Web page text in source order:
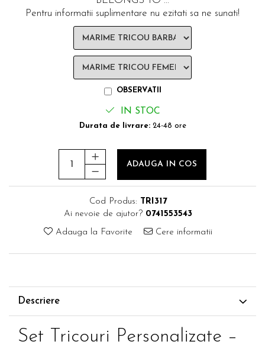
Pentru informatii suplimentare nu ezitati sa ne sunati!
OBSERVATII
IN STOC
Durata de livrare:24-48 ore
ADAUGA IN COS
Cod Produs: TRI317
Ai nevoie de ajutor? 0741553543
Adauga la Favorite Cere informatii
Descriere
Set Tricouri Personalizate –